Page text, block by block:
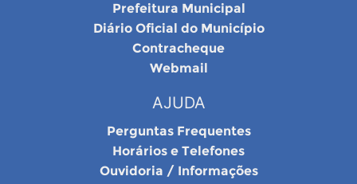
Prefeitura Municipal
Diário Oficial do Município
Contracheque
Webmail
AJUDA
Perguntas Frequentes
Horários e Telefones
Ouvidoria / Informações